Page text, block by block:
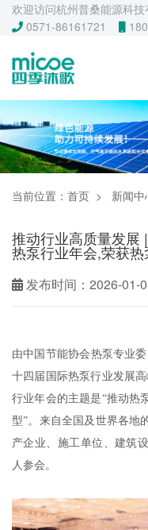
欢迎访问杭州普桑能源科技
0571-86161721
当前位置： 首页 新闻中
推动行业高质量发展
热泵行业年会,荣获
发布时间：2026-01-
由中国节能协会热泵专业
十四届国际热泵行业发展
行业年会的主题是“推动热
型”。来自全国及世界各地
产企业、施工单位、建筑
人参会。